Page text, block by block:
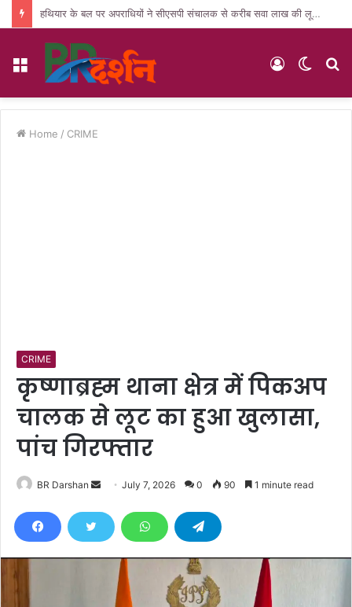
हथियार के बल पर अपराधियों ने सीएसपी संचालक से करीब सवा लाख की लूट, जांच में जुटी पुलिस
Menu
Switch
Log
Home / CRIME
CRIME
कृष्णाब्रह्म थाना क्षेत्र में पिकअप
चालक से लूट का हुआ खुलासा,
पांच गिरफ्तार
BR Darshan
d
a
July 7, 2026 0 90 1 minute read